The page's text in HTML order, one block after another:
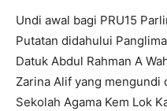
Undi awal bagi PRU15
Putatan didahului
Datuk Abdul Rahman A
Zarina Alif yang mengundi
Sekolah Agama Kem Lok